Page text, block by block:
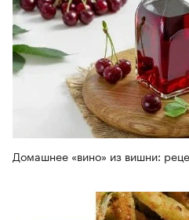
Домашнее «вино» из вишни: